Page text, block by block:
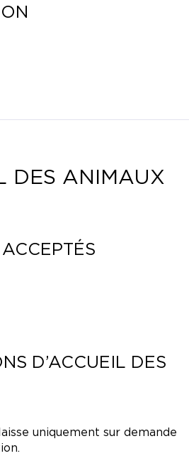
DES ANIMAUX
D’ACCUEIL DES
uniquement sur demande